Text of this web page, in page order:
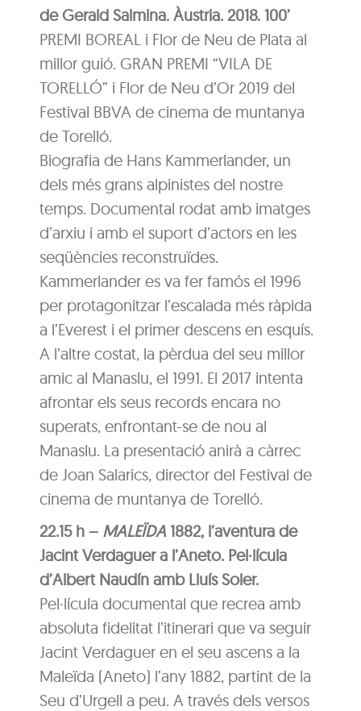
de Gerald Salmina. Àustria. 2018. 100’
PREMI BOREAL i Flor de Neu de Plata al
millor guió. GRAN PREMI “VILA DE
TORELLÓ” i Flor de Neu d’Or 2019 del
Festival BBVA de cinema de muntanya
de Torelló.
Biografia de Hans Kammerlander, un
dels més grans alpinistes del nostre
temps. Documental rodat amb imatges
d’arxiu i amb el suport d’actors en les
seqüències reconstruïdes.
Kammerlander es va fer famós el 1996
per protagonitzar l’escalada més ràpida
a l’Everest i el primer descens en esquís.
A l’altre costat, la pèrdua del seu millor
amic al Manaslu, el 1991. El 2017 intenta
afrontar els seus records encara no
superats, enfrontant-se de nou al
Manaslu. La presentació anirà a càrrec
de Joan Salarics, director del Festival de
cinema de muntanya de Torelló.
22.15 h – MALEÏDA 1882, l’aventura de
Jacint Verdaguer a l’Aneto. Pel·lícula
d’Albert Naudín amb Lluís Soler.
Pel·lícula documental que recrea amb
absoluta fidelitat l’itinerari que va seguir
Jacint Verdaguer en el seu ascens a la
Maleïda (Aneto) l’any 1882, partint de la
Seu d’Urgell a peu. A través dels versos